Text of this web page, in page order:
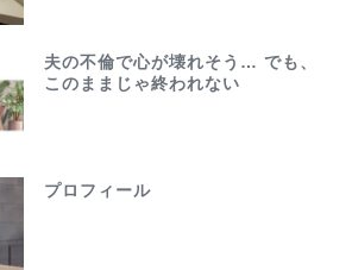
夫の不倫で心が壊れそう… でも、
このままじゃ終われない
プロフィール